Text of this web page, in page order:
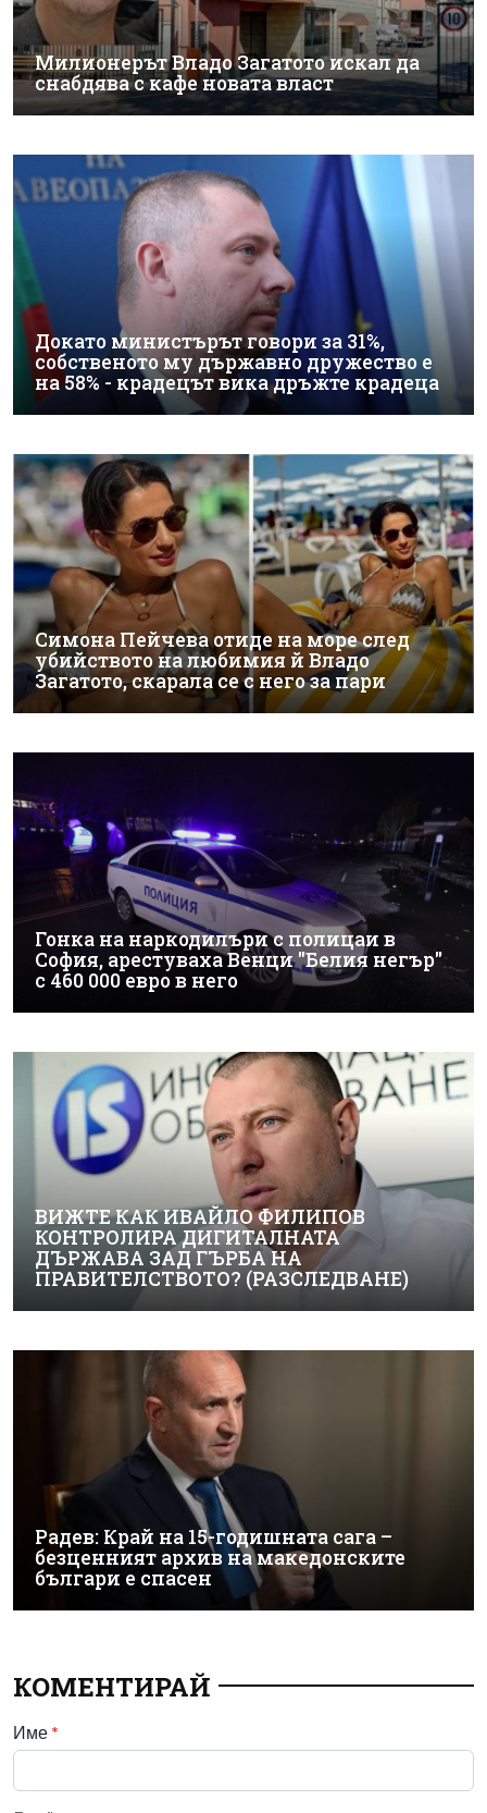
Милионерът Владо Загатото искал да
снабдява с кафе новата власт
Докато министърът говори за 31%,
собственото му държавно дружество е
на 58% - крадецът вика дръжте крадеца
Симона Пейчева отиде на море след
убийството на любимия й Владо
Загатото, скарала се с него за пари
Гонка на наркодилъри с полицаи в
София, арестуваха Венци "Белия негър"
с 460 000 евро в него
ВИЖТЕ КАК ИВАЙЛО ФИЛИПОВ
КОНТРОЛИРА ДИГИТАЛНАТА
ДЪРЖАВА ЗАД ГЪРБА НА
ПРАВИТЕЛСТВОТО? (РАЗСЛЕДВАНЕ)
Радев: Край на 15-годишната сага –
безценният архив на македонските
българи е спасен
КОМЕНТИРАЙ
Име *